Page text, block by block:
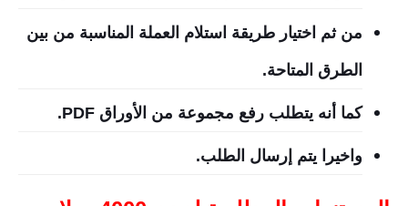
من ثم اختيار طريقة استلام العملة المناسبة من بين
الطرق المتاحة.
كما أنه يتطلب رفع مجموعة من الأوراق PDF.
واخيرا يتم إرسال الطلب.